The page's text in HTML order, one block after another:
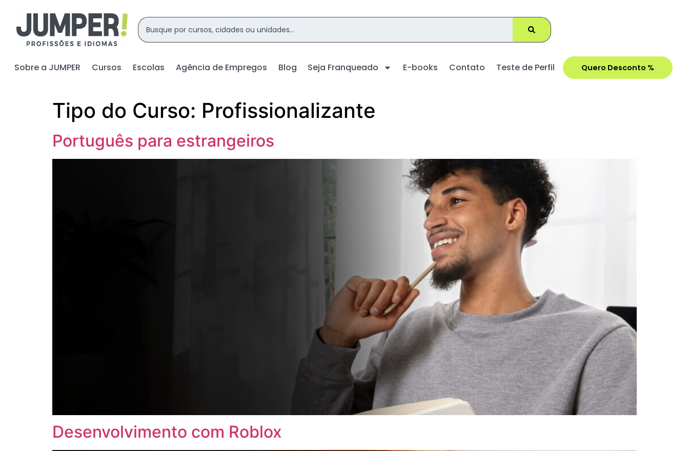
Sobre a JUMPER Cursos Escolas Agência de Empregos Blog Seja Franqueado E-books Contato Teste de Perfil Quero Desconto %
Tipo do Curso: Profissionalizante
Português para estrangeiros
Desenvolvimento com Roblox